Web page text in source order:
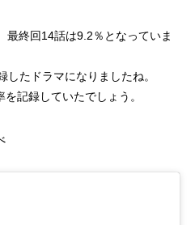
最終回14話は9.2％となっていま
たドラマになりましたね。
記録していたでしょう。